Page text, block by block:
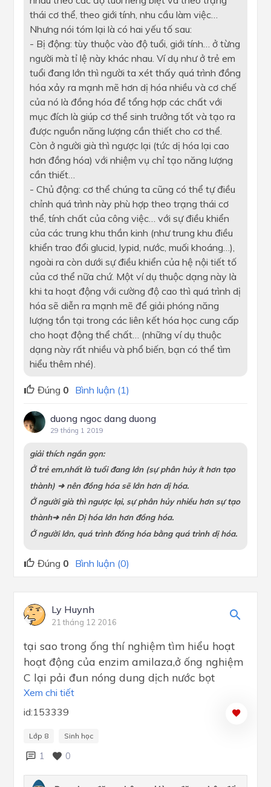
thái cơ thể, theo giới tính, nhu cầu làm việc…
Nhưng nói tóm lại là có hai yếu tố sau:
- Bị động: tùy thuộc vào độ tuổi, giới tính… ở từng
người mà tỉ lệ này khác nhau. Ví dụ như ở trẻ em
tuổi đang lớn thì người ta xét thấy quá trình đồng
hóa xảy ra mạnh mẽ hơn dị hóa nhiều và cơ chế
của nó là đồng hóa để tổng hợp các chất với
mục đích là giúp cơ thể sinh trưởng tốt và tạo ra
được nguồn năng lượng cần thiết cho cơ thể.
Còn ở người già thì ngược lại (tức dị hóa lại cao
hơn đồng hóa) với nhiệm vụ chỉ tạo năng lượng
cần thiết…
- Chủ động: cơ thể chúng ta cũng có thể tự điều
chỉnh quá trình này phù hợp theo trạng thái cơ
thể, tính chất của công việc… với sự điều khiển
của các trung khu thần kinh (như trung khu điều
khiển trao đổi glucid, lypid, nước, muối khoáng…),
ngoài ra còn dưới sự điều khiển của hệ nội tiết tố
của cơ thể nữa chứ. Một ví dụ thuộc dạng này là
khi ta hoạt động với cường độ cao thì quá trình dị
hóa sẽ diễn ra mạnh mẽ để giải phóng năng
lượng tồn tại trong các liên kết hóa học cung cấp
cho hoạt động thể chất… (những ví dụ thuộc
dạng này rất nhiều và phổ biến, bạn có thể tìm
hiểu thêm nhé).
Đúng 0 Bình luận (1)
duong ngoc dang duong
29 tháng 1 2019
giải thích ngắn gọn:
Ở trẻ em,nhất là tuổi đang lớn (sự phân hủy ít hơn tạo
thành) ➜ nên đồng hóa sẽ lớn hơn dị hóa.
Ở người già thì ngược lại, sự phân hủy nhiều hơn sự tạo
thành➜ nên Dị hóa lớn hơn đồng hóa.
Ở người lớn, quá trình đồng hóa bằng quá trình dị hóa.
Đúng 0 Bình luận (0)
Ly Huynh
21 tháng 12 2016
tại sao trong ống thí nghiệm tìm hiểu hoạt
hoạt động của enzim amilaza,ở ống nghiệm
C lại pải đun nóng dung dịch nước bọt
Xem chi tiết
id:153339
Lớp 8 Sinh học
1 0